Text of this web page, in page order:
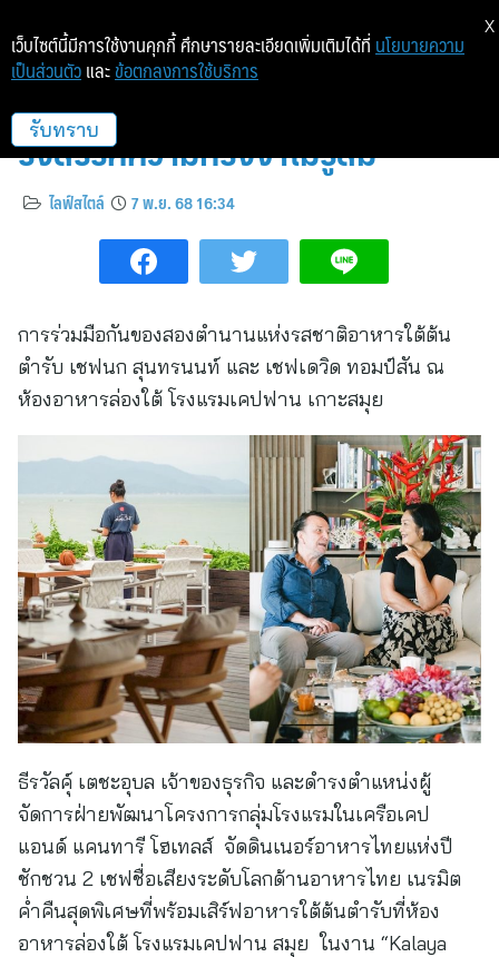
Four Hands Dinner – มื้อค่ำที่
รังสรรค์ความทรงจำไม่รู้ลืม
ไลฟ์สไตล์ 7 พ.ย. 68 16:34
การร่วมมือกันของสองตำนานแห่งรสชาติอาหารใต้ต้น
ตำรับ เชฟนก สุนทรนนท์ และ เชฟเดวิด ทอมป์สัน ณ
ห้องอาหารล่องใต้ โรงแรมเคปฟาน เกาะสมุย
ธีรวัลคุ์ เตชะอุบล เจ้าของธุรกิจ และดำรงตำแหน่งผู้
จัดการฝ่ายพัฒนาโครงการกลุ่มโรงแรมในเครือเคป
แอนด์ แคนทารี โฮเทลส์ จัดดินเนอร์อาหารไทยแห่งปี
ชักชวน 2 เชฟชื่อเสียงระดับโลกด้านอาหารไทย เนรมิต
ค่ำคืนสุดพิเศษที่พร้อมเสิร์ฟอาหารใต้ต้นตำรับที่ห้อง
อาหารล่องใต้ โรงแรมเคปฟาน สมุย ในงาน “Kalaya
เว็บไซต์นี้มีการใช้งานคุกกี้ ศึกษารายละเอียดเพิ่มเติมได้ที่ นโยบายความ
เป็นส่วนตัว และ ข้อตกลงการใช้บริการ
รับทราบ
X